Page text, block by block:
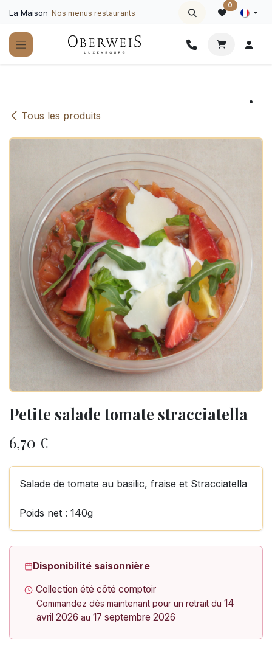
La Maison Nos menus restaurants
0
Tous les produits
Petite salade tomate stracciatella
6,70 €
Salade de tomate au basilic, fraise et Stracciatella
Poids net : 140g
Disponibilité saisonnière
Collection été côté comptoir
Commandez dès maintenant pour un retrait du 14
avril 2026 au 17 septembre 2026